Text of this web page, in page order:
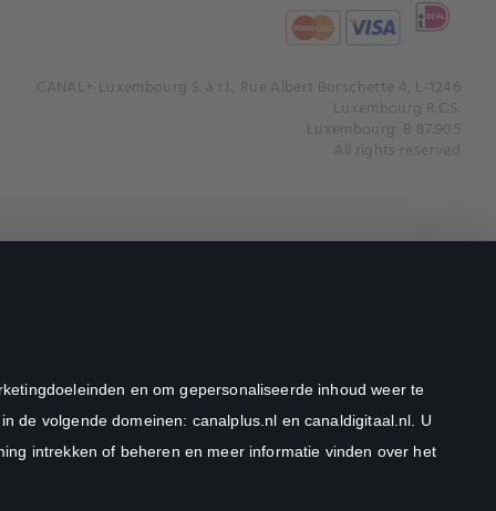
en om gepersonaliseerde inhoud weer te
de volgende domeinen: canalplus.nl en canaldigitaal.nl. U
intrekken of beheren en meer informatie vinden over het
CANAL+ Luxembourg S. à r.l., Rue Albert Borschette 4, L-1246
Luxembourg R.C.S.
Luxembourg: B 87.905
All rights reserved